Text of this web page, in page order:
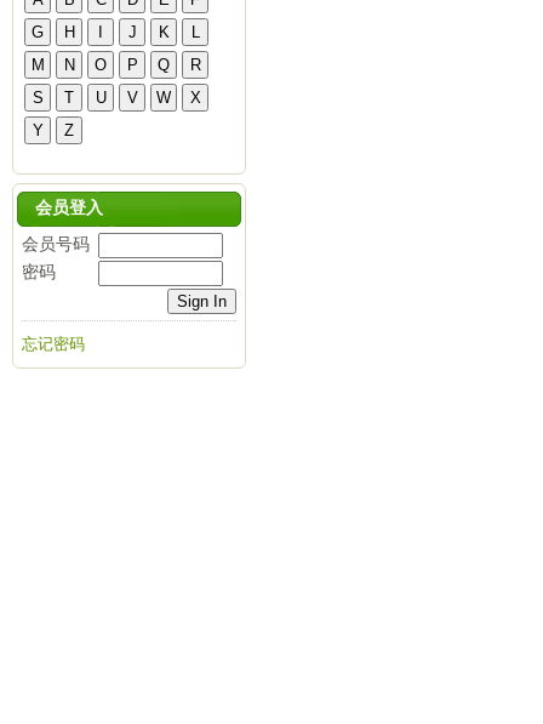
会员登入
会员号码
密码
忘记密码